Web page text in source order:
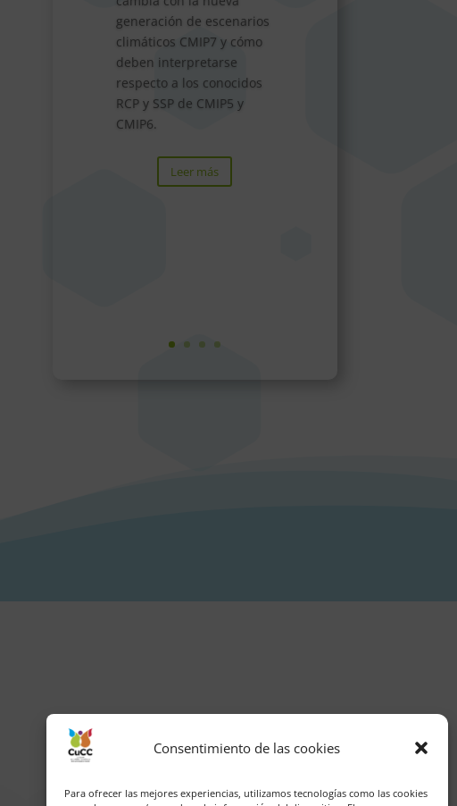
Consentimiento de las cookies
Para ofrecer las mejores experiencias, utilizamos tecnologías como las cookies
generación de escenarios
climáticos CMIP7 y cómo
deben interpretarse
respecto a los conocidos
RCP y SSP de CMIP5 y
CMIP6.
Leer más